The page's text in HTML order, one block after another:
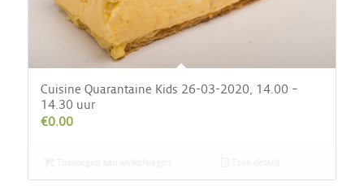
Cuisine Quarantaine Kids 26-03-2020, 14.00 –
14.30 uur
€0.00